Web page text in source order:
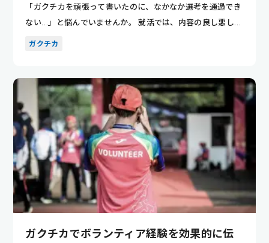
「ガクチカを頑張って書いたのに、なかなか選考を通過でき
ない…」と悩んでいませんか。 就活では、内容の良し悪しよ
りも“伝わ...
ガクチカ
ガクチカでボランティア経験を効果的に伝